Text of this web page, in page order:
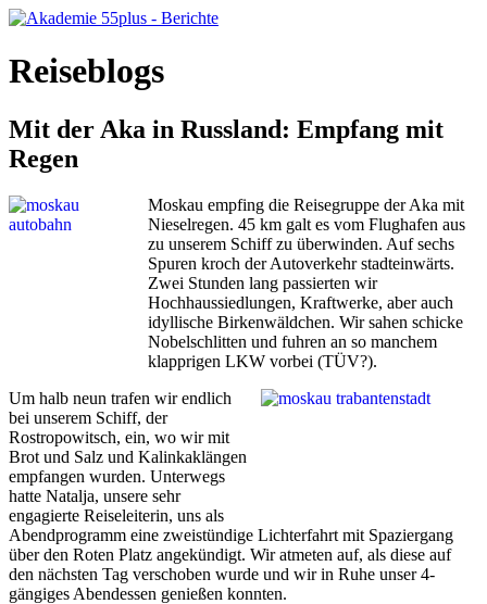
Reiseblogs
Mit der Aka in Russland: Empfang mit
Regen
Moskau empfing die Reisegruppe der Aka mit
Nieselregen. 45 km galt es vom Flughafen aus
zu unserem Schiff zu überwinden. Auf sechs
Spuren kroch der Autoverkehr stadteinwärts.
Zwei Stunden lang passierten wir
Hochhaussiedlungen, Kraftwerke, aber auch
idyllische Birkenwäldchen. Wir sahen schicke
Nobelschlitten und fuhren an so manchem
klapprigen LKW vorbei (TÜV?).
Um halb neun trafen wir endlich
bei unserem Schiff, der
Rostropowitsch, ein, wo wir mit
Brot und Salz und Kalinkaklängen
empfangen wurden. Unterwegs
hatte Natalja, unsere sehr
engagierte Reiseleiterin, uns als
Abendprogramm eine zweistündige Lichterfahrt mit Spaziergang
über den Roten Platz angekündigt. Wir atmeten auf, als diese auf
den nächsten Tag verschoben wurde und wir in Ruhe unser 4-
gängiges Abendessen genießen konnten.